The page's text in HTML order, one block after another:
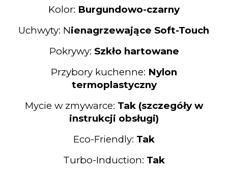
Kolor: Burgundowo-czarny
Uchwyty: Nienagrzewające Soft-Touch
Pokrywy: Szkło hartowane
Przybory kuchenne: Nylon
termoplastyczny
Mycie w zmywarce: Tak (szczegóły w
instrukcji obsługi)
Eco-Friendly: Tak
Turbo-Induction: Tak